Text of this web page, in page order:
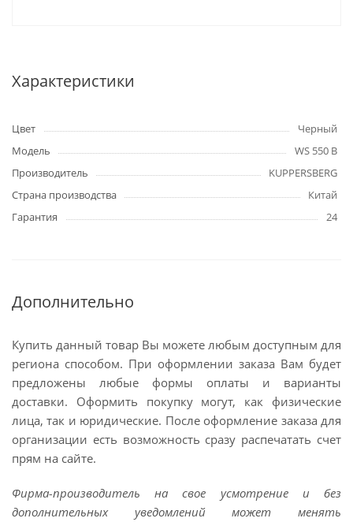
Характеристики
Цвет
Черный
Модель
WS 550 B
Производитель
KUPPERSBERG
Страна производства
Китай
Гарантия
24
Дополнительно
Купить данный товар Вы можете любым доступным для
региона способом. При оформлении заказа Вам будет
предложены любые формы оплаты и варианты
доставки. Оформить покупку могут, как физические
лица, так и юридические. После оформление заказа для
организации есть возможность сразу распечатать счет
прям на сайте.
Фирма-производитель на свое усмотрение и без
дополнительных уведомлений может менять